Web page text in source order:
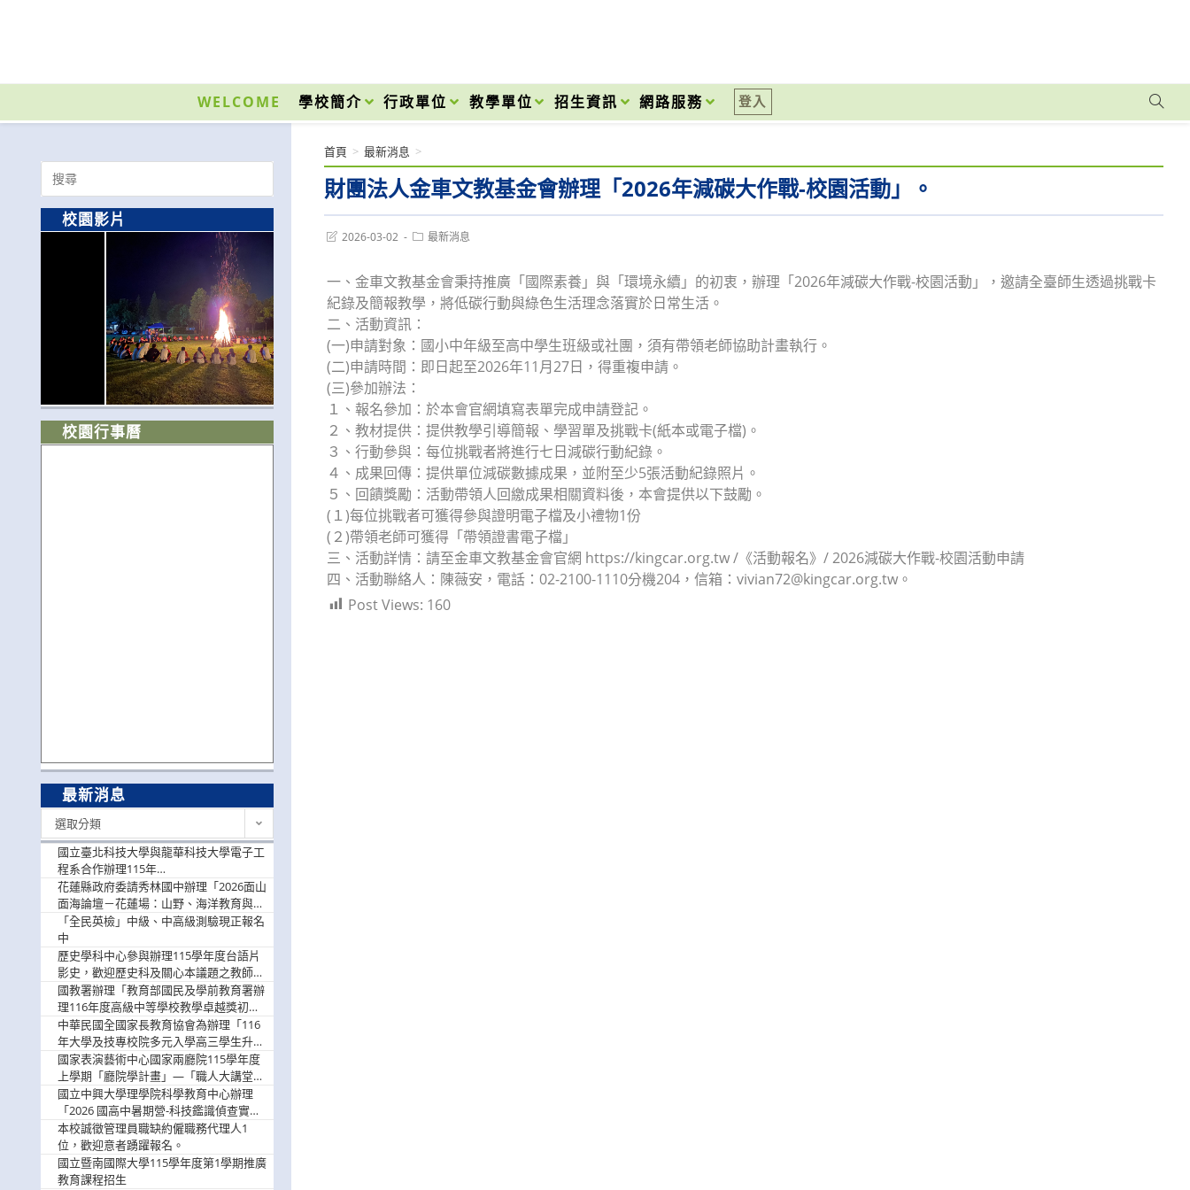
內
WELCOME 學校簡介 行政單位 教學單位 招生資訊 網路服務 登入
財團法人金車文教基金會辦理「2026年減碳大作戰-校園活動」。
首頁 > 最新消息 >
Post2026-03-02
Post最新消息
一、金車文教基金會秉持推廣「國際素養」與「環境永續」的初衷，辦理「2026年減碳大作戰-校園活動」，邀請全臺師生透過挑戰卡
紀錄及簡報教學，將低碳行動與綠色生活理念落實於日常生活。
二、活動資訊：
(一)申請對象：國小中年級至高中學生班級或社團，須有帶領老師協助計畫執行。
(二)申請時間：即日起至2026年11月27日，得重複申請。
(三)參加辦法：
１、報名參加：於本會官網填寫表單完成申請登記。
２、教材提供：提供教學引導簡報、學習單及挑戰卡(紙本或電子檔)。
３、行動參與：每位挑戰者將進行七日減碳行動紀錄。
４、成果回傳：提供單位減碳數據成果，並附至少5張活動紀錄照片。
５、回饋獎勵：活動帶領人回繳成果相關資料後，本會提供以下鼓勵。
(１)每位挑戰者可獲得參與證明電子檔及小禮物1份
(２)帶領老師可獲得「帶領證書電子檔」
三、活動詳情：請至金車文教基金會官網 https://kingcar.org.tw /《活動報名》/ 2026減碳大作戰-校園活動申請
四、活動聯絡人：陳薇安，電話：02-2100-1110分機204，信箱：vivian72@kingcar.org.tw。
Post Views: 160
Search
for:
校園影片
校園行事曆
最新消息
選取分類
國立臺北科技大學與龍華科技大學電子工
程系合作辦理115年
「115.08.10~08.12「AI賦能應用於智慧半
導體研習營」，歡迎學生踴躍報名參加
花蓮縣政府委請秀林國中辦理「2026面山
面海論壇－花蓮場：山野、海洋教育與戶
外安全實務課程」，歡迎踴躍報名參加
「全民英檢」中級、中高級測驗現正報名
中
歷史學科中心參與辦理115學年度台語片
影史，歡迎歷史科及關心本議題之教師踴
躍報名參加
國教署辦理「教育部國民及學前教育署辦
理116年度高級中等學校教學卓越獎初選
實施計畫」，鼓勵教師踴躍報名
中華民國全國家長教育協會為辦理「116
年大學及技專校院多元入學高三學生升學
輔導家長說明會」
國家表演藝術中心國家兩廳院115學年度
上學期「廳院學計畫」—「職人大講堂」
及「一日體驗課程」，鼓勵踴躍報名參
與。
國立中興大學理學院科學教育中心辦理
「2026 國高中暑期營-科技鑑識偵查實戰
營」活動資訊，鼓勵學生踴躍報名參加。
本校誠徵管理員職缺約僱職務代理人1
位，歡迎意者踴躍報名。
國立暨南國際大學115學年度第1學期推廣
教育課程招生